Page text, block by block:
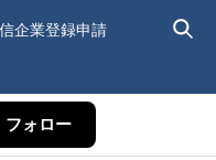
企業登録申請
フォロー